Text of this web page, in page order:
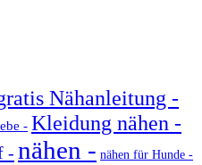
Nähanleitung -
- Kleidung nähen -
- nähen - nähen für Hunde -